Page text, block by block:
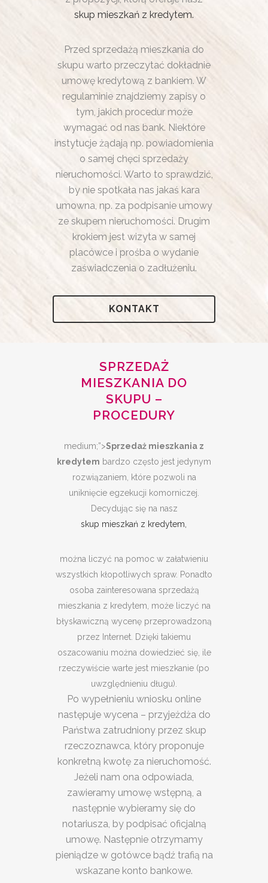
skup mieszkań z kredytem.
Przed sprzedażą mieszkania do
skupu warto przeczytać dokładnie
umowę kredytową z bankiem. W
regulaminie znajdziemy zapisy o
tym, jakich procedur może
wymagać od nas bank. Niektóre
instytucje żądają np. powiadomienia
o samej chęci sprzedaży
nieruchomości. Warto to sprawdzić,
by nie spotkała nas jakaś kara
umowna, np. za podpisanie umowy
ze skupem nieruchomości. Drugim
krokiem jest wizyta w samej
placówce i prośba o wydanie
zaświadczenia o zadłużeniu.
KONTAKT
SPRZEDAŻ
MIESZKANIA DO
SKUPU –
PROCEDURY
medium;”>Sprzedaż mieszkania z
kredytem bardzo często jest jedynym
rozwiązaniem, które pozwoli na
uniknięcie egzekucji komorniczej.
Decydując się na nasz
skup mieszkań z kredytem,
można liczyć na pomoc w załatwieniu
wszystkich kłopotliwych spraw. Ponadto
osoba zainteresowana sprzedażą
mieszkania z kredytem, może liczyć na
błyskawiczną wycenę przeprowadzoną
przez Internet. Dzięki takiemu
oszacowaniu można dowiedzieć się, ile
rzeczywiście warte jest mieszkanie (po
uwzględnieniu długu).
Po wypełnieniu wniosku online
następuje wycena – przyjeżdża do
Państwa zatrudniony przez skup
rzeczoznawca, który proponuje
konkretną kwotę za nieruchomość.
Jeżeli nam ona odpowiada,
zawieramy umowę wstępną, a
następnie wybieramy się do
notariusza, by podpisać oficjalną
umowę. Następnie otrzymamy
pieniądze w gotówce bądź trafią na
wskazane konto bankowe.